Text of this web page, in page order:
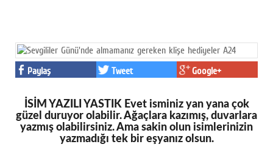
Paylaş Tweet Google+
İSİM YAZILI YASTIK Evet isminiz yan yana çok
güzel duruyor olabilir. Ağaçlara kazımış, duvarlara
yazmış olabilirsiniz. Ama sakin olun isimlerinizin
yazmadığı tek bir eşyanız olsun.